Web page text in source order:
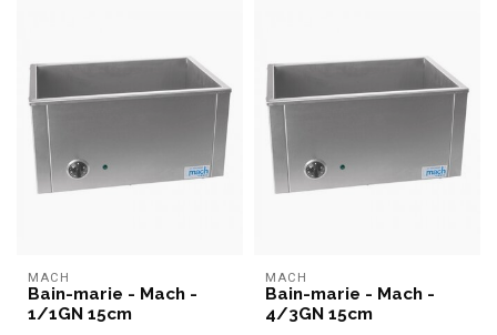
MACH
Bain-marie - Mach -
1/1GN 15cm
MACH
Bain-marie - Mach -
4/3GN 15cm